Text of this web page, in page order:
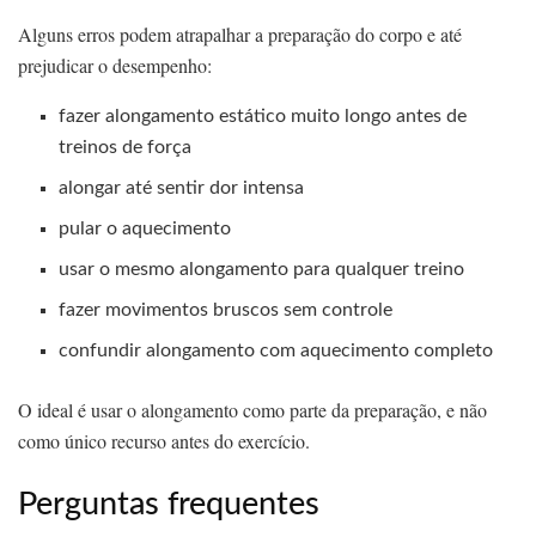
Alguns erros podem atrapalhar a preparação do corpo e até
prejudicar o desempenho:
fazer alongamento estático muito longo antes de
treinos de força
alongar até sentir dor intensa
pular o aquecimento
usar o mesmo alongamento para qualquer treino
fazer movimentos bruscos sem controle
confundir alongamento com aquecimento completo
O ideal é usar o alongamento como parte da preparação, e não
como único recurso antes do exercício.
Perguntas frequentes